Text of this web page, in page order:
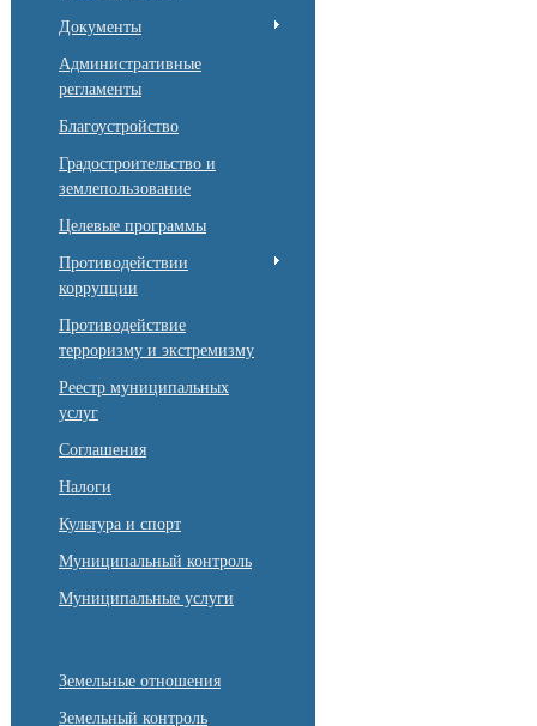
Документы
Административные
регламенты
Благоустройство
Градостроительство и
землепользование
Целевые программы
Противодействии
коррупции
Противодействие
терроризму и экстремизму
Реестр муниципальных
услуг
Соглашения
Налоги
Культура и спорт
Муниципальный контроль
Муниципальные услуги
Земельные отношения
Земельный контроль